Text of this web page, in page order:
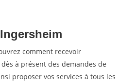
comment recevoir
à présent des demandes de
proposer vos services à tous les